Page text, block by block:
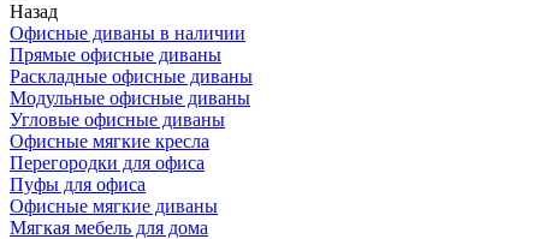
Назад
Офисные диваны в наличии
Прямые офисные диваны
Раскладные офисные диваны
Модульные офисные диваны
Угловые офисные диваны
Офисные мягкие кресла
Перегородки для офиса
Пуфы для офиса
Офисные мягкие диваны
Мягкая мебель для дома